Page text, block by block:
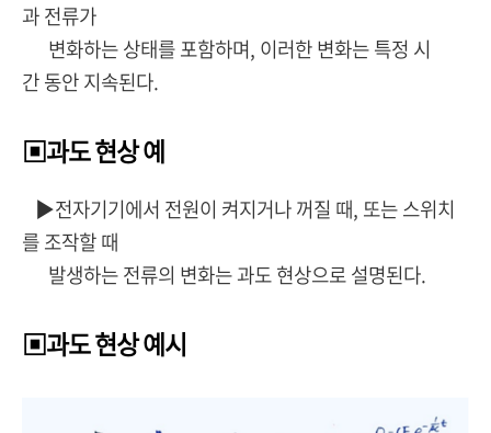
과 전류가
변화하는 상태를 포함하며, 이러한 변화는 특정 시
간 동안 지속된다.
▣과도 현상 예
▶전자기기에서 전원이 켜지거나 꺼질 때, 또는 스위치
를 조작할 때
발생하는 전류의 변화는 과도 현상으로 설명된다.
▣과도 현상 예시